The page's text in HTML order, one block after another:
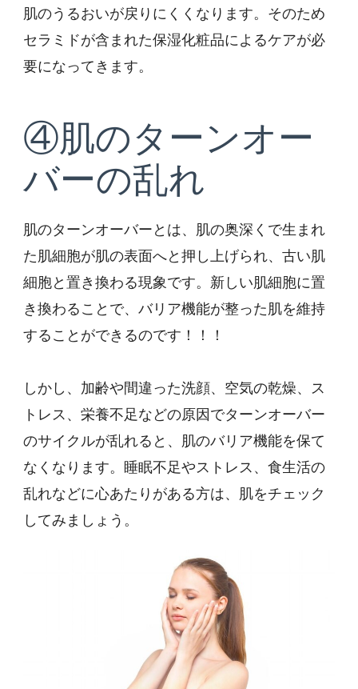
肌のうるおいが戻りにくくなります。そのため
セラミドが含まれた保湿化粧品によるケアが必
要になってきます。
④肌のターンオー
バーの乱れ
肌のターンオーバーとは、肌の奥深くで生まれ
た肌細胞が肌の表面へと押し上げられ、古い肌
細胞と置き換わる現象です。新しい肌細胞に置
き換わることで、バリア機能が整った肌を維持
することができるのです！！！
しかし、加齢や間違った洗顔、空気の乾燥、ス
トレス、栄養不足などの原因でターンオーバー
のサイクルが乱れると、肌のバリア機能を保て
なくなります。睡眠不足やストレス、食生活の
乱れなどに心あたりがある方は、肌をチェック
してみましょう。